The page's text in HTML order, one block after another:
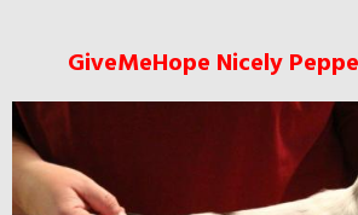
GiveMeHope Nicely